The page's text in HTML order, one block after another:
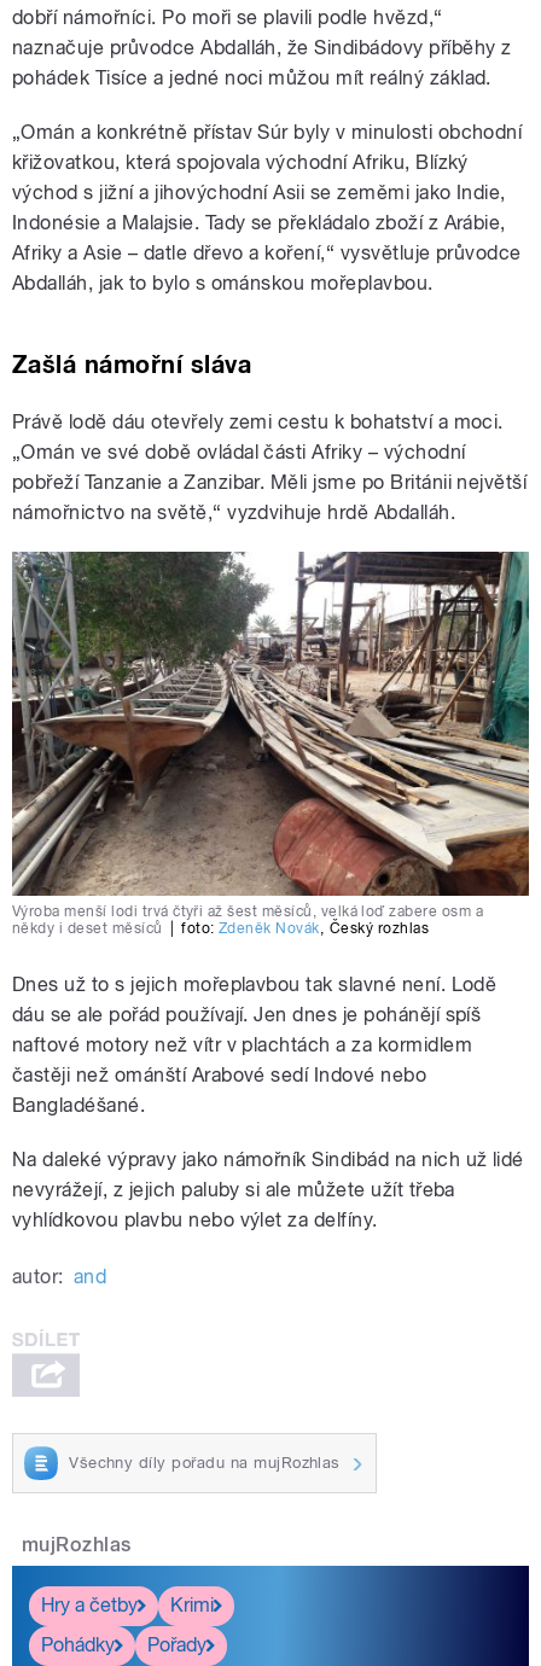
dobří námořníci. Po moři se plavili podle hvězd,“
naznačuje průvodce Abdalláh, že Sindibádovy příběhy z
pohádek Tisíce a jedné noci můžou mít reálný základ.
„Omán a konkrétně přístav Súr byly v minulosti obchodní
křižovatkou, která spojovala východní Afriku, Blízký
východ s jižní a jihovýchodní Asii se zeměmi jako Indie,
Indonésie a Malajsie. Tady se překládalo zboží z Arábie,
Afriky a Asie – datle dřevo a koření,“ vysvětluje průvodce
Abdalláh, jak to bylo s ománskou mořeplavbou.
Zašlá námořní sláva
Právě lodě dáu otevřely zemi cestu k bohatství a moci.
„Omán ve své době ovládal části Afriky – východní
pobřeží Tanzanie a Zanzibar. Měli jsme po Británii největší
námořnictvo na světě,“ vyzdvihuje hrdě Abdalláh.
Výroba menší lodi trvá čtyři až šest měsíců, velká loď zabere osm a
někdy i deset měsíců
foto: Zdeněk Novák, Český rozhlas
Dnes už to s jejich mořeplavbou tak slavné není. Lodě
dáu se ale pořád používají. Jen dnes je pohánějí spíš
naftové motory než vítr v plachtách a za kormidlem
častěji než ománští Arabové sedí Indové nebo
Bangladéšané.
Na daleké výpravy jako námořník Sindibád na nich už lidé
nevyrážejí, z jejich paluby si ale můžete užít třeba
vyhlídkovou plavbu nebo výlet za delfíny.
autor: and
Všechny díly pořadu na mujRozhlas
mujRozhlas
Hry a četby
Krimi
Pohádky
Pořady